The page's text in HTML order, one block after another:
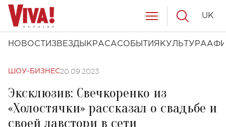
НОВОСТИ ЗВЕЗДЫ КРАСАСОБЫТИЯ КУЛЬТУРА
UK
ШОУ-БИЗНЕС20.09.2023
Эксклюзив: Свечкоренко из
«Холостячки» рассказал о свадьбе и
своей лавстори в сети